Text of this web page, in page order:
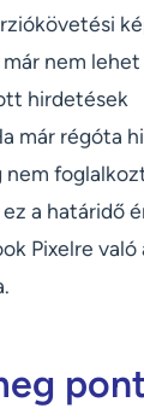
nem
hirdetések
már régóta
nem
a határidő
Pixelre való